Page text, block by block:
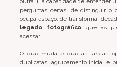
outra. É a capacidade de entender
perguntas certas, de distinguir o
legado fotográfico que as
acessar.
O que muda é que as tarefas
duplicatas, agrupamento inicial e